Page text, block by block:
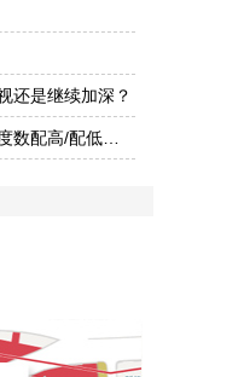
还是继续加深？
高/配低？当心